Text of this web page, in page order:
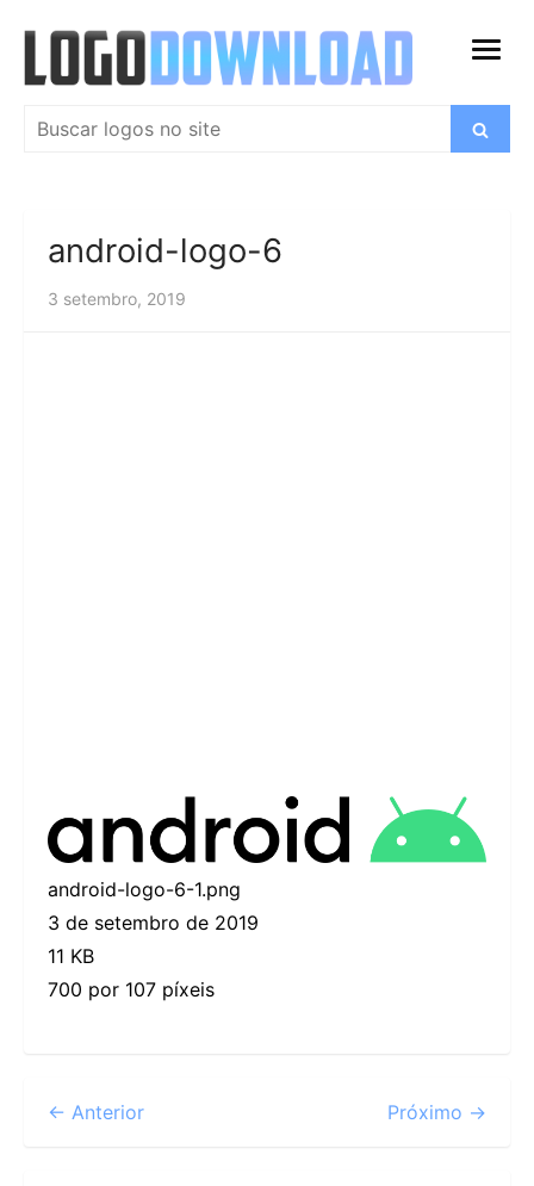
o
conteúdo
abrir
Pesquisar
Buscar
android-logo-6
3 setembro, 2019
android-logo-6-1.png
3 de setembro de 2019
11 KB
700 por 107 píxeis
← Anterior Próximo →